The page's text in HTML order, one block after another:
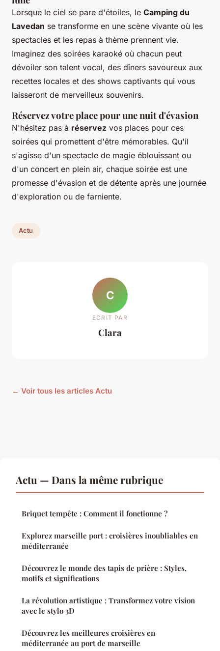
Lorsque le ciel se pare d'étoiles, le Camping du
Lavedan se transforme en une scène vivante où les
spectacles et les repas à thème prennent vie.
Imaginez des soirées karaoké où chacun peut
dévoiler son talent vocal, des dîners savoureux aux
recettes locales et des shows captivants qui vous
laisseront de merveilleux souvenirs.
Réservez votre place pour une nuit d'évasion
N'hésitez pas à réservez vos places pour ces
soirées qui promettent d'être mémorables. Qu'il
s'agisse d'un spectacle de magie éblouissant ou
d'un concert en plein air, chaque soirée est une
promesse d'évasion et de détente après une journée
d'exploration ou de farniente.
Actu
C
ECRIT PAR
Clara
← Voir tous les articles Actu
Actu — Dans la même rubrique
Briquet tempête : Comment il fonctionne ?
Explorez marseille port : croisières inoubliables en
méditerranée
Découvrez le monde des tapis de prière : Styles,
motifs et significations
La révolution artistique : Transformez votre vision
avec le stylo 3D
Découvrez les meilleures croisières en
méditerranée au port de marseille